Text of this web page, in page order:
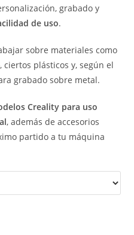
grabado y
de uso.
sobre materiales como
plásticos y, según el
grabado sobre metal.
Creality para uso
, además de accesorios
partido a tu máquina